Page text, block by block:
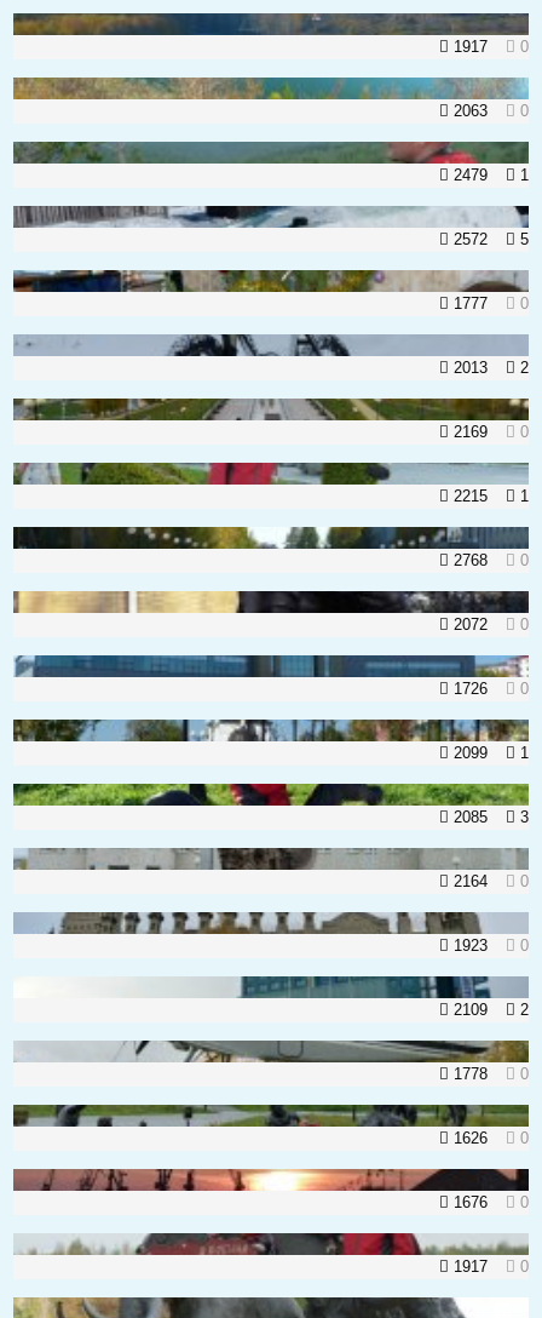
0
1917
0
2063
1
2479
5
2572
0
1777
2
2013
0
2169
1
2215
0
2768
0
2072
0
1726
1
2099
3
2085
0
2164
0
1923
2
2109
0
1778
0
1626
0
1676
0
1917